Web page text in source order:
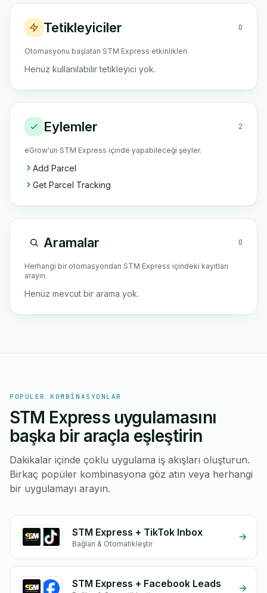
Tetikleyiciler 0
Otomasyonu başlatan STM Express etkinlikleri.
Henüz kullanılabilir tetikleyici yok.
Eylemler 2
eGrow'un STM Express içinde yapabileceği şeyler.
Add Parcel
Get Parcel Tracking
Aramalar 0
Herhangi bir otomasyondan STM Express içindeki kayıtları
arayın.
Henüz mevcut bir arama yok.
POPÜLER KOMBINASYONLAR
STM Express uygulamasını
başka bir araçla eşleştirin
Dakikalar içinde çoklu uygulama iş akışları oluşturun.
Birkaç popüler kombinasyona göz atın veya herhangi
bir uygulamayı arayın.
STM Express + TikTok Inbox
Bağlan & Otomatikleştir
STM Express + Facebook Leads